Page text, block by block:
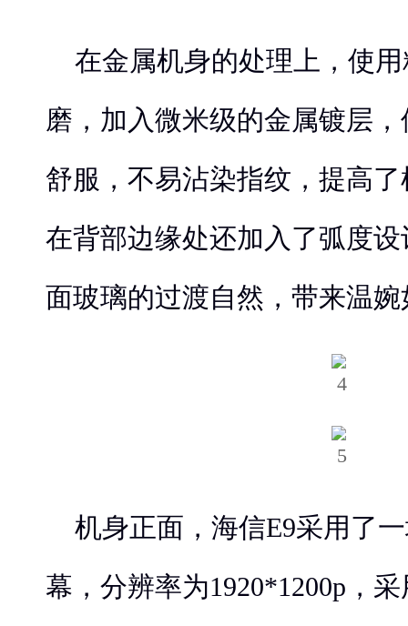
在金属机身的处理上，使
磨，加入微米级的金属镀层
舒服，不易沾染指纹，提高
在背部边缘处还加入了弧度
面玻璃的过渡自然，带来温
机身正面，海信E9采用了
幕，分辨率为1920*1200p，